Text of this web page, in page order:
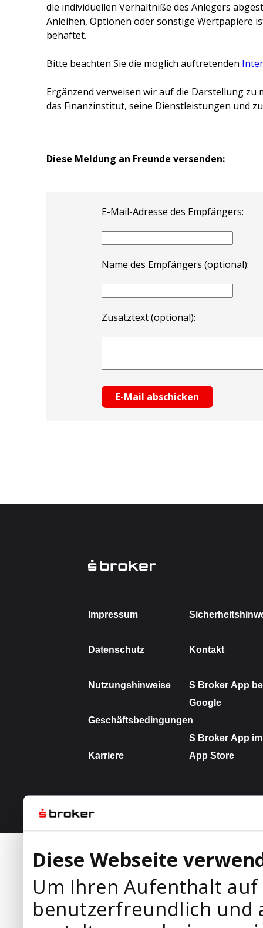
Diese Webseite
Um Ihren Aufenthalt
benutzerfreundlich und
die individuellen Verhältniße des Anlegers
Anleihen, Optionen oder sonstige Wertpapiere
behaftet.
Bitte beachten Sie die möglich auftretenden
Ergänzend verweisen wir auf die Darstellung
das Finanzinstitut, seine Dienstleistungen und
Diese Meldung an Freunde versenden:
E-Mail-Adresse des Empfängers:
Name des Empfängers (optional):
Zusatztext (optional):